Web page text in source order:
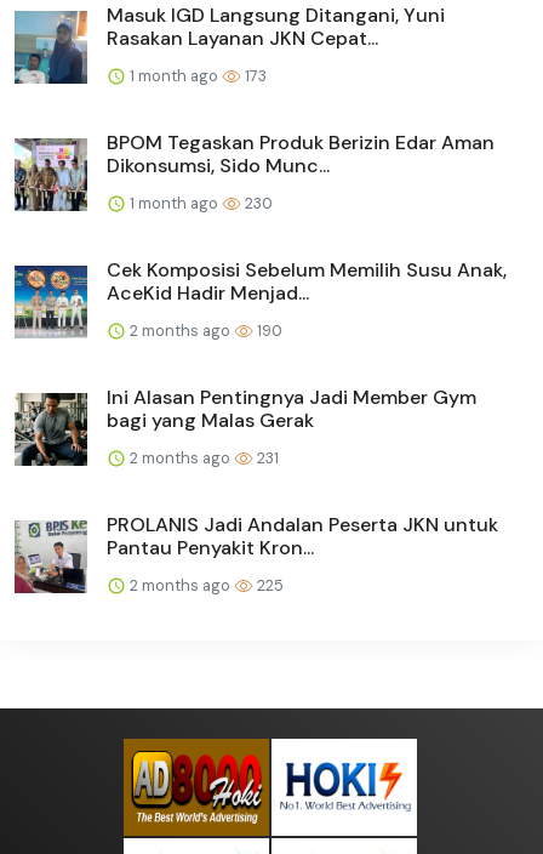
Masuk IGD Langsung Ditangani, Yuni
Rasakan Layanan JKN Cepat...
1 month ago 173
BPOM Tegaskan Produk Berizin Edar Aman
Dikonsumsi, Sido Munc...
1 month ago 230
Cek Komposisi Sebelum Memilih Susu Anak,
AceKid Hadir Menjad...
2 months ago 190
Ini Alasan Pentingnya Jadi Member Gym
bagi yang Malas Gerak
2 months ago 231
PROLANIS Jadi Andalan Peserta JKN untuk
Pantau Penyakit Kron...
2 months ago 225